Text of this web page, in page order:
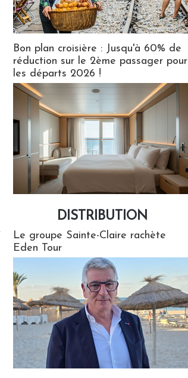
Bon plan croisière : Jusqu'à 60% de
réduction sur le 2ème passager pour
les départs 2026 !
DISTRIBUTION
Le groupe Sainte-Claire rachète
Eden Tour